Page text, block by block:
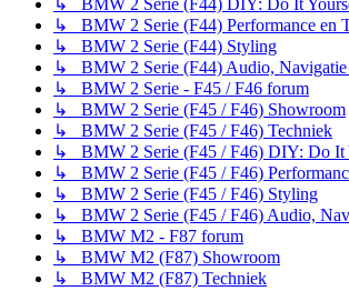
↳ BMW 2 Serie (F44) Performance en
↳ BMW 2 Serie (F44) Styling
↳ BMW 2 Serie (F44) Audio,
↳ BMW 2 Serie - F45 / F46 forum
↳ BMW 2 Serie (F45 / F46) Showroom
↳ BMW 2 Serie (F45 / F46) Techniek
↳ BMW 2 Serie (F45 / F46) DIY: Do It
↳ BMW 2 Serie (F45 / F46)
↳ BMW 2 Serie (F45 / F46) Styling
↳ BMW 2 Serie (F45 / F46) Audio,
↳ BMW M2 - F87 forum
↳ BMW M2 (F87) Showroom
↳ BMW M2 (F87) Techniek